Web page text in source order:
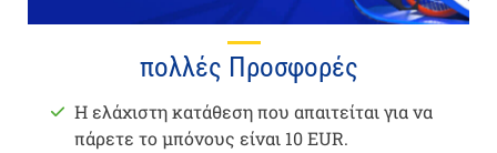
πολλές Προσφορές
Η ελάχιστη κατάθεση που απαιτείται για να
πάρετε το μπόνους είναι 10 EUR.